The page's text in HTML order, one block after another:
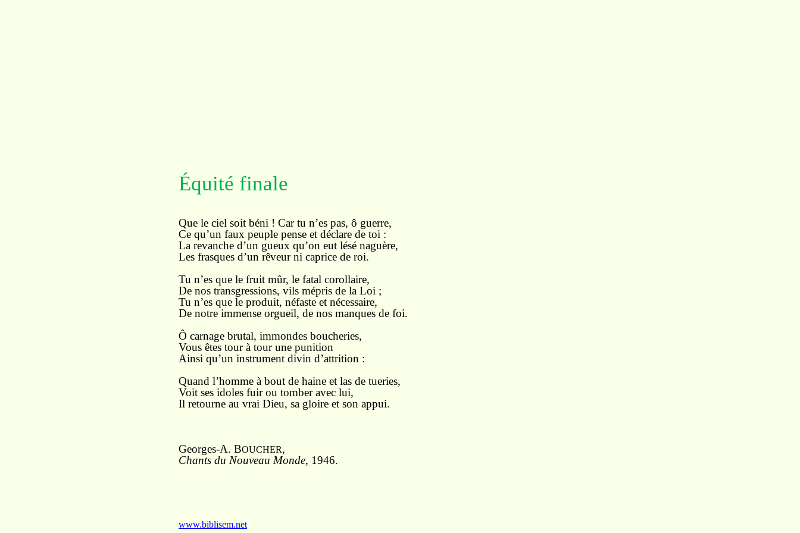
Équité finale
Que le ciel soit béni ! Car tu n’es pas, ô guerre,
Ce qu’un faux peuple pense et déclare de toi :
La revanche d’un gueux qu’on eut lésé naguère,
Les frasques d’un rêveur ni caprice de roi.
Tu n’es que le fruit mûr, le fatal corollaire,
De nos transgressions, vils mépris de la Loi ;
Tu n’es que le produit, néfaste et nécessaire,
De notre immense orgueil, de nos manques de foi.
Ô carnage brutal, immondes boucheries,
Vous êtes tour à tour une punition
Ainsi qu’un instrument divin d’attrition :
Quand l’homme à bout de haine et las de tueries,
Voit ses idoles fuir ou tomber avec lui,
Il retourne au vrai Dieu, sa gloire et son appui.
Georges-A. BOUCHER,
Chants du Nouveau Monde, 1946.
www.biblisem.net